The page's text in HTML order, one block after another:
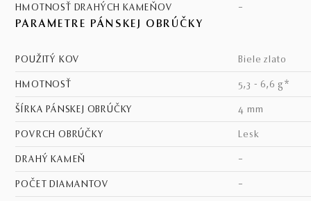
HMOTNOSŤ DRAHÝCH KAMEŇOV –
PARAMETRE PÁNSKEJ OBRÚČKY
POUŽITÝ KOV biele zlato
HMOTNOSŤ 5,3 - 6,6 g*
ŠÍRKA PÁNSKEJ OBRÚČKY 4 mm
POVRCH OBRÚČKY lesk
DRAHÝ KAMEŇ –
POČET DIAMANTOV –